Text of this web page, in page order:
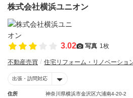
株式会社横浜ユニオン
3.02 写真 1枚
不動産売買 住宅リフォーム・リノベーショ
出張・訪問対応
住所 神奈川県横浜市金沢区六浦南4-20-2